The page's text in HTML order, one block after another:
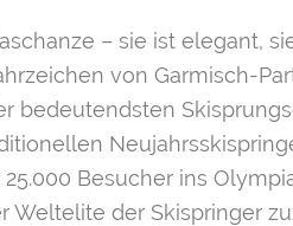
– sie ist elegant,
von Garmisch-
bedeutendsten
Besucher ins
Weltelite der Skispringer